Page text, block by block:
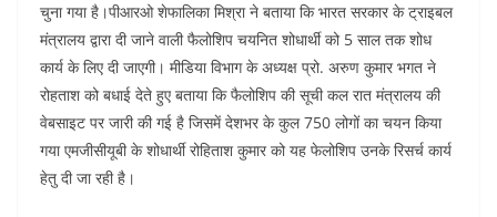
चुना गया है।पीआरओ शेफालिका मिश्रा ने बताया कि भारत सरकार के ट्राइबल
मंत्रालय द्वारा दी जाने वाली फैलोशिप चयनित शोधार्थी को 5 साल तक शोध
कार्य के लिए दी जाएगी। मीडिया विभाग के अध्यक्ष प्रो. अरुण कुमार भगत ने
रोहताश को बधाई देते हुए बताया कि फैलोशिप की सूची कल रात मंत्रालय की
वेबसाइट पर जारी की गई है जिसमें देशभर के कुल 750 लोगों का चयन किया
गया एमजीसीयूबी के शोधार्थी रोहिताश कुमार को यह फेलोशिप उनके रिसर्च कार्य
हेतु दी जा रही है।